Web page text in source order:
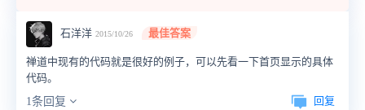
石洋洋 2015/10/26 最佳答案
禅道中现有的代码就是很好的例子，可以先看一下首页显示的具体
代码。
1条回复
回复